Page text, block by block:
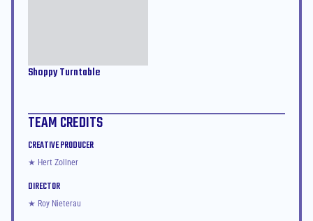
Shoppy Turntable
TEAM CREDITS
CREATIVE PRODUCER
★ Hert Zollner
DIRECTOR
★ Roy Nieterau